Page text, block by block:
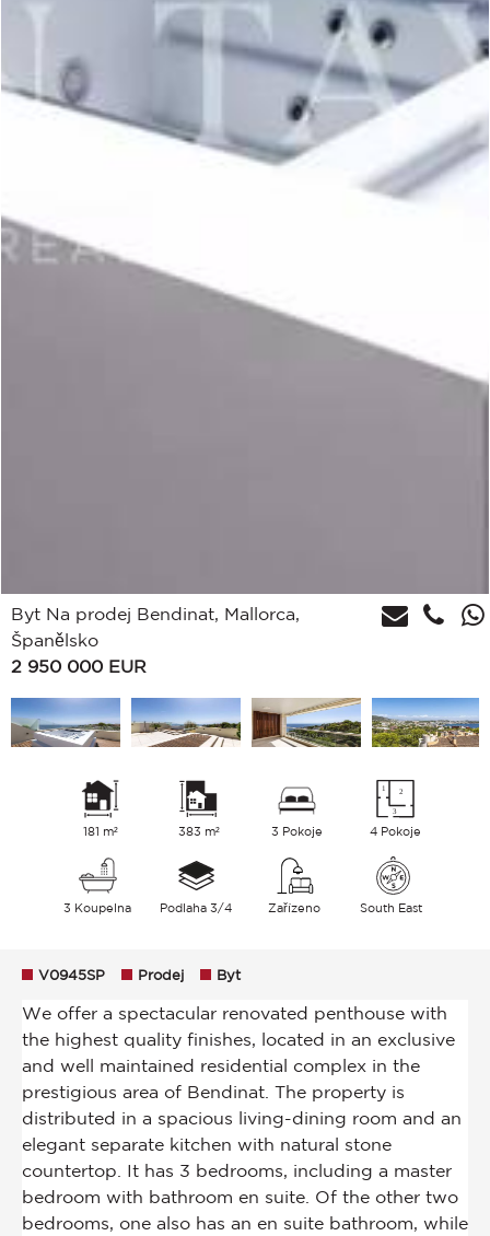
Byt Na prodej Bendinat, Mallorca,
Španělsko
2 950 000 EUR
181 m² 383 m² 3 Pokoje 4 Pokoje
3 Koupelna Podlaha 3/4 Zařízeno South East
V0945SP Prodej Byt